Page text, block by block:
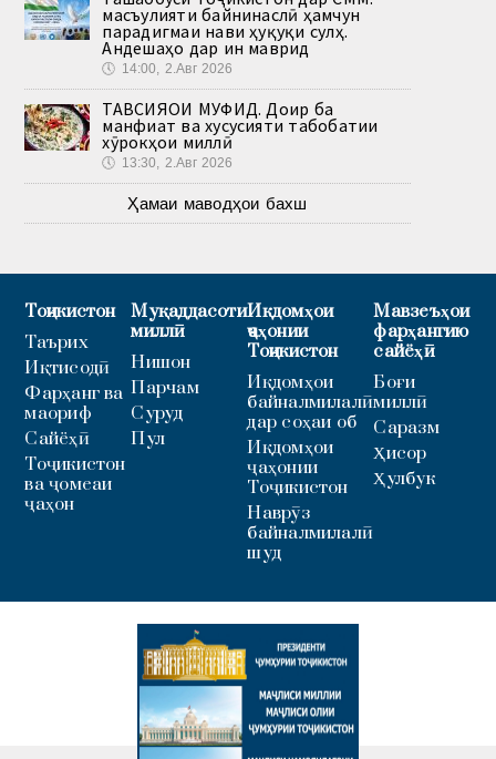
масъулияти байнинаслӣ ҳамчун
парадигмаи нави ҳуқуқи сулҳ.
Андешаҳо дар ин маврид
🕔 14:00, 2.Авг 2026
ТАВСИЯҲОИ МУФИД. Доир ба
манфиат ва хусусияти табобатии
хӯрокҳои миллӣ
🕔 13:30, 2.Авг 2026
Ҳамаи маводҳои бахш
Тоҷикистон
Таърих
Иқтисодӣ
Фарҳанг ва
маориф
Сайёҳӣ
Тоҷикистон
ва ҷомеаи
ҷаҳон
Муқаддасоти
миллӣ
Нишон
Парчам
Суруд
Пул
Иқдомҳои
ҷаҳонии
Тоҷикистон
Иқдомҳои
байналмилалӣ
дар соҳаи об
Иқдомҳои
ҷаҳонии
Тоҷикистон
Наврӯз
байналмилалӣ
шуд
Мавзеъҳои
фарҳангию
сайёҳӣ
Боғи
миллӣ
Саразм
Ҳисор
Ҳулбук